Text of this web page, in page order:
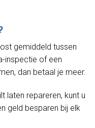
gemiddeld tussen
inspectie of een
dan betaal je meer.
laten repareren, kunt u
geld besparen bij elk